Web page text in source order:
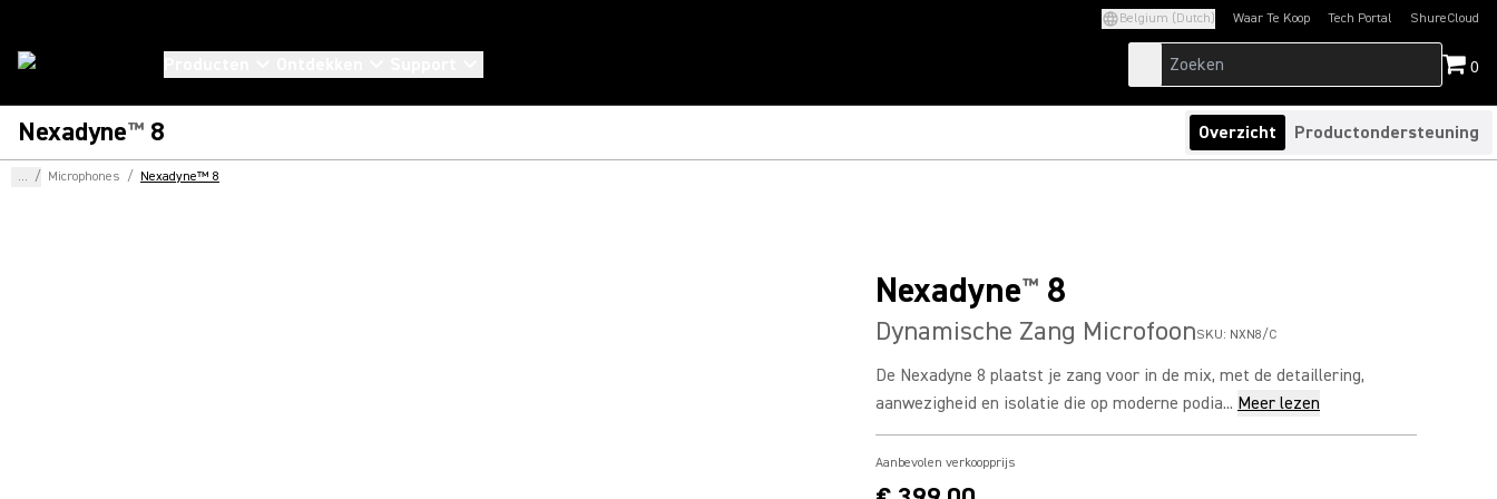
Belgium (Dutch) Waar Te Koop Tech Portal
(Opens in a new tab)ShureCloud
(Opens in a new
0
Nexadyne™ 8 Overzicht Productondersteuning
... / Microphones / Nexadyne™ 8
Nexadyne™ 8
Dynamische Zang MicrofoonSKU: NXN8/C
De Nexadyne 8 plaatst je zang voor in de mix, met de detaillering,
aanwezigheid en isolatie die op moderne podia... Meer lezen
Aanbevolen verkoopprijs